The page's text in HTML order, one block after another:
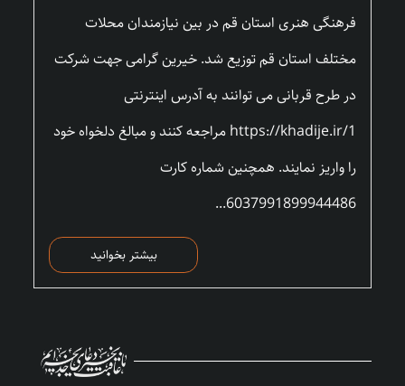
فرهنگی هنری استان قم در بین نیازمندان محلات
مختلف استان قم توزیع شد. خیرین گرامی جهت شرکت
در طرح قربانی می توانند به آدرس اینترنتی
https://khadije.ir/1 مراجعه کنند و مبالغ دلخواه خود
را واریز نمایند. همچنین شماره کارت
6037991899944486...
بیشتر بخوانید